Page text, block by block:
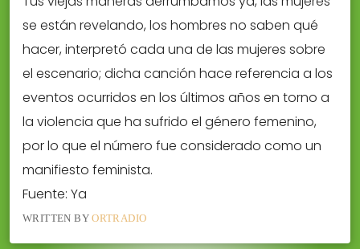
se están revelando, los hombres no saben qué
hacer, interpretó cada una de las mujeres sobre
el escenario; dicha canción hace referencia a los
eventos ocurridos en los últimos años en torno a
la violencia que ha sufrido el género femenino,
por lo que el número fue considerado como un
manifiesto feminista.
Fuente: Ya
WRITTEN BYORTRADIO